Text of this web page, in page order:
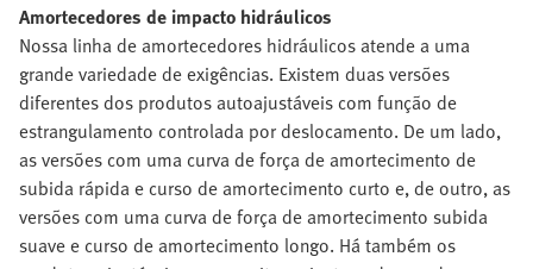
Amortecedores de impacto hidráulicos
Nossa linha de amortecedores hidráulicos atende a uma
grande variedade de exigências. Existem duas versões
diferentes dos produtos autoajustáveis com função de
estrangulamento controlada por deslocamento. De um lado,
as versões com uma curva de força de amortecimento de
subida rápida e curso de amortecimento curto e, de outro, as
versões com uma curva de força de amortecimento subida
suave e curso de amortecimento longo. Há também os